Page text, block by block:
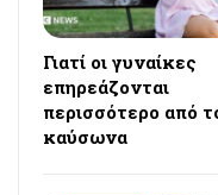
Γιατί οι γυναίκες
επηρεάζονται
περισσότερο από
καύσωνα